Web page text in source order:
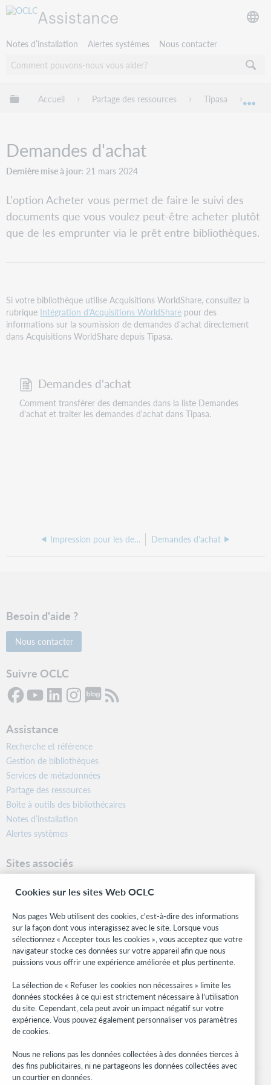
Assistance
Notes d’installation Alertes systèmes Nous contacter
Développer/réduire la hiérarchie globale
Accueil Partage des ressources Tipasa
Demandes d'achat
Dernière mise à jour 21 mars 2024
L'option Acheter vous permet de faire le suivi des
documents que vous voulez peut-être acheter plutôt
que de les emprunter via le prêt entre bibliothèques.
Si votre bibliothèque utilise Acquisitions WorldShare, consultez la
rubrique Intégration d'Acquisitions WorldShare pour des
informations sur la soumission de demandes d'achat directement
dans Acquisitions WorldShare depuis Tipasa.
Demandes d'achat
Comment transférer des demandes dans la liste Demandes
d'achat et traiter les demandes d'achat dans Tipasa.
Impression pour les demandes d'achat Demandes d'achat
Besoin d'aide ?
Nous contacter
Suivre OCLC
Assistance
Recherche et référence
Gestion de bibliothèques
Services de métadonnées
Partage des ressources
Boîte à outils des bibliothécaires
Notes d’installation
Alertes systèmes
Sites associés
Formats bibliographiques
Research
WebJunction
Réseau des développeurs
Soyez informé
Recevez les dernières nouvelles sur les produits et services, des
études, des événements, et plus.
Cookies sur les sites Web OCLC
Nos pages Web utilisent des cookies, c'est-à-dire des informations
sur la façon dont vous interagissez avec le site. Lorsque vous
sélectionnez « Accepter tous les cookies », vous acceptez que votre
navigateur stocke ces données sur votre appareil afin que nous
puissions vous offrir une expérience améliorée et plus pertinente.
La sélection de « Refuser les cookies non nécessaires » limite les
données stockées à ce qui est strictement nécessaire à l’utilisation
du site. Cependant, cela peut avoir un impact négatif sur votre
expérience. Vous pouvez également personnaliser vos paramètres
de cookies.
Nous ne relions pas les données collectées à des données tierces à
des fins publicitaires, ni ne partageons les données collectées avec
un courtier en données.